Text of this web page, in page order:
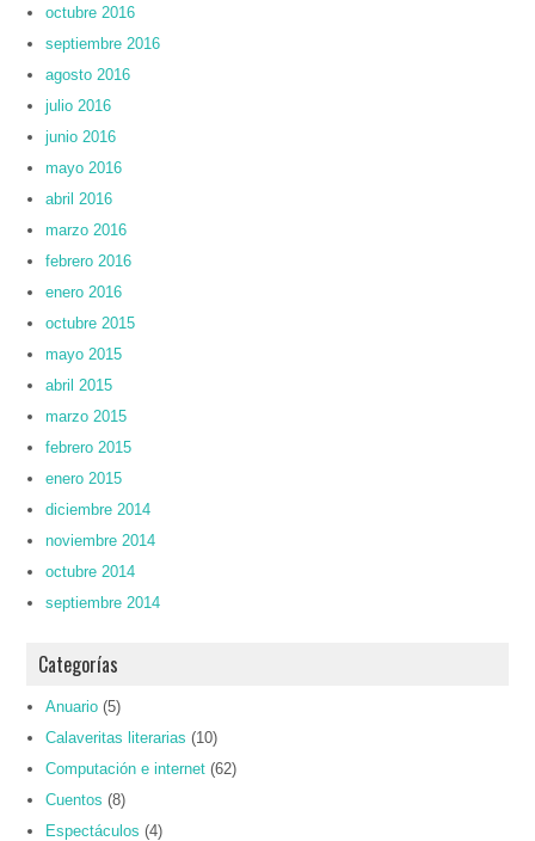
octubre 2016
septiembre 2016
agosto 2016
julio 2016
junio 2016
mayo 2016
abril 2016
marzo 2016
febrero 2016
enero 2016
octubre 2015
mayo 2015
abril 2015
marzo 2015
febrero 2015
enero 2015
diciembre 2014
noviembre 2014
octubre 2014
septiembre 2014
Categorías
Anuario (5)
Calaveritas literarias (10)
Computación e internet (62)
Cuentos (8)
Espectáculos (4)